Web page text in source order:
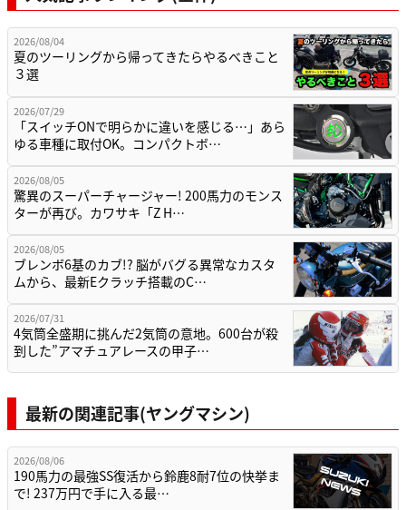
2026/08/04
夏のツーリングから帰ってきたらやるべきこと
３選
2026/07/29
「スイッチONで明らかに違いを感じる…」あら
ゆる車種に取付OK。コンパクトボ…
2026/08/05
驚異のスーパーチャージャー! 200馬力のモンス
ターが再び。カワサキ「Z H…
2026/08/05
ブレンボ6基のカブ!? 脳がバグる異常なカスタ
ムから、最新Eクラッチ搭載のC…
2026/07/31
4気筒全盛期に挑んだ2気筒の意地。600台が殺
到した”アマチュアレースの甲子…
最新の関連記事(ヤングマシン)
2026/08/06
190馬力の最強SS復活から鈴鹿8耐7位の快挙ま
で! 237万円で手に入る最…